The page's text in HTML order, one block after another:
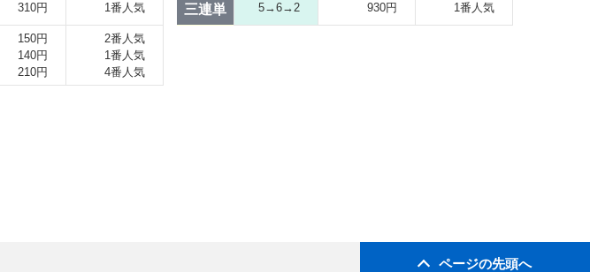
310円 1番人気
150円
140円
210円
2番人気
1番人気
4番人気
三連単 5→6→2 930円 1番人気
ページの先頭へ